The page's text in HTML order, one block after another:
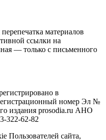
материалов
ссылки на
— только с письменного
в
номер Эл №
издания prosodia.ru АНО
322-62-82
Пользователей сайта,